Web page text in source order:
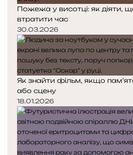
Пожежа у висотці: як діяти,
втратити час
30.03.2026
Як знайти фільм, якщо
або сцену
18.01.2026